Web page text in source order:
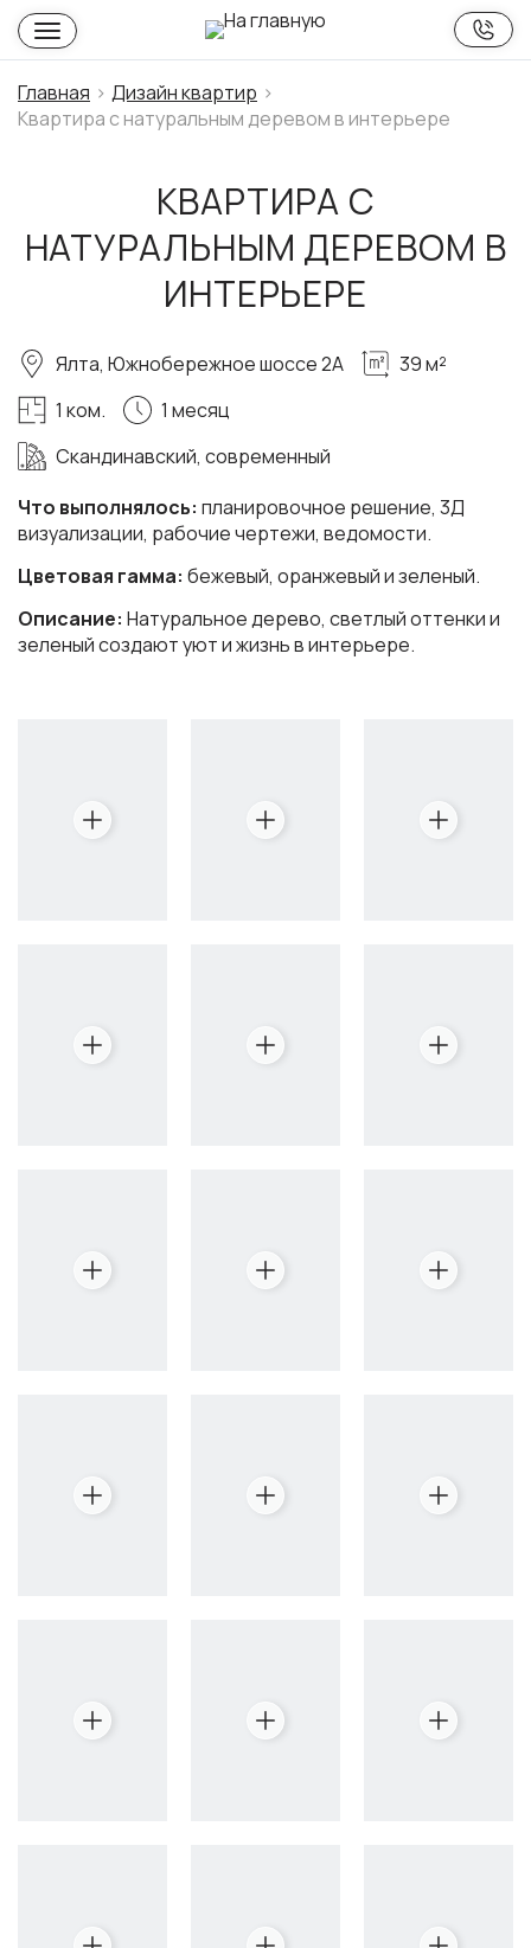
Главная
Дизайн квартир
Квартира с натуральным деревом в интерьере
КВАРТИРА С
НАТУРАЛЬНЫМ ДЕРЕВОМ В
ИНТЕРЬЕРЕ
Что выполнялось: планировочное решение, 3Д
визуализации, рабочие чертежи, ведомости.
Цветовая гамма: бежевый, оранжевый и зеленый.
Описание: Натуральное дерево, светлый оттенки и
зеленый создают уют и жизнь в интерьере.
Ялта, Южнобережное шоссе 2А
39 м²
1 ком.
1 месяц
Скандинавский, современный